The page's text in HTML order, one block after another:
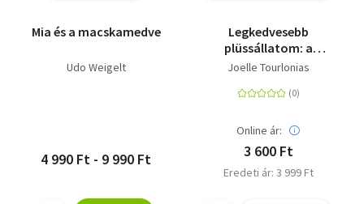
Mia és a macskamedve
Udo Weigelt
4 990 Ft - 9 990 Ft
Legkedvesebb
plüssállatom: a
kisnyuszi
Joelle Tourlonias
Online ár:
3 600 Ft
Eredeti ár: 3 999 Ft